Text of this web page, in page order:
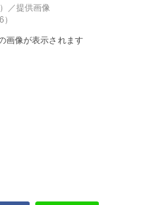
／提供画像
）
画像が表示されます